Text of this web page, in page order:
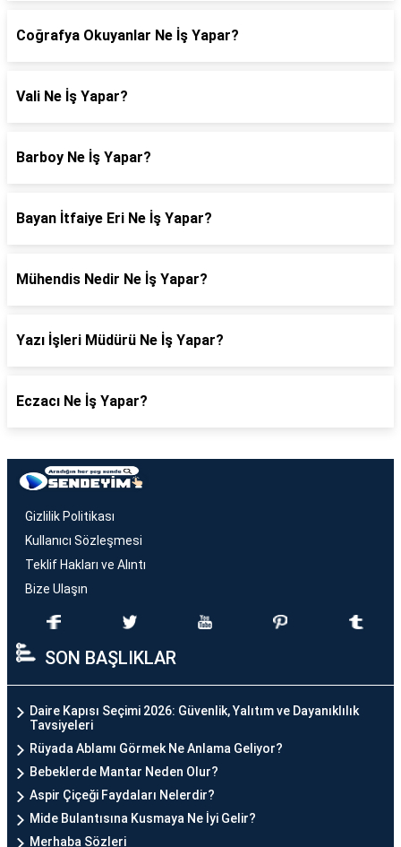
Coğrafya Okuyanlar Ne İş Yapar?
Vali Ne İş Yapar?
Barboy Ne İş Yapar?
Bayan İtfaiye Eri Ne İş Yapar?
Mühendis Nedir Ne İş Yapar?
Yazı İşleri Müdürü Ne İş Yapar?
Eczacı Ne İş Yapar?
Gizlilik Politikası
Kullanıcı Sözleşmesi
Teklif Hakları ve Alıntı
Bize Ulaşın
SON BAŞLIKLAR
Daire Kapısı Seçimi 2026: Güvenlik, Yalıtım ve Dayanıklılık
Tavsiyeleri
Rüyada Ablamı Görmek Ne Anlama Geliyor?
Bebeklerde Mantar Neden Olur?
Aspir Çiçeği Faydaları Nelerdir?
Mide Bulantısına Kusmaya Ne İyi Gelir?
Merhaba Sözleri